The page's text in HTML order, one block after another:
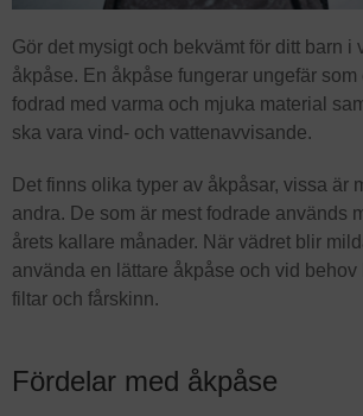
Gör det mysigt och bekvämt för ditt barn i
åkpåse. En åkpåse fungerar ungefär
fodrad med varma och mjuka material
ska vara vind- och vattenavvisande.
Det finns olika typer av åkpåsar, vissa är
andra. De som är mest fodrade används
årets kallare månader. När vädret blir
använda en lättare åkpåse och vid behov
filtar och fårskinn.
Fördelar med åkpåse